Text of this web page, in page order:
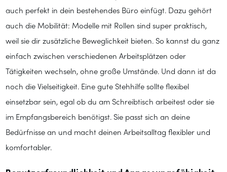
auch perfekt in dein bestehendes Büro einfügt. Dazu gehört
auch die Mobilität: Modelle mit Rollen sind super praktisch,
weil sie dir zusätzliche Beweglichkeit bieten. So kannst du ganz
einfach zwischen verschiedenen Arbeitsplätzen oder
Tätigkeiten wechseln, ohne große Umstände. Und dann ist da
noch die Vielseitigkeit. Eine gute Stehhilfe sollte flexibel
einsetzbar sein, egal ob du am Schreibtisch arbeitest oder sie
im Empfangsbereich benötigst. Sie passt sich an deine
Bedürfnisse an und macht deinen Arbeitsalltag flexibler und
komfortabler.